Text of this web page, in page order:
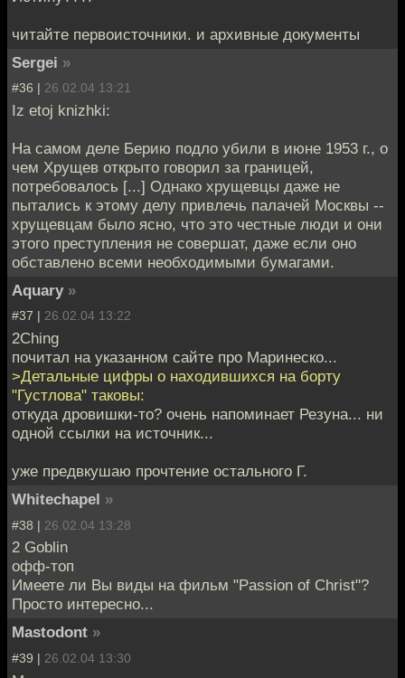
читайте первоисточники. и архивные документы
Sergei »
#36 | 26.02.04 13:21
Iz etoj knizhki:
На самом деле Берию подло убили в июне 1953 г., о
чем Хрущев открыто говорил за границей,
потребовалось [...] Однако хрущевцы даже не
пытались к этому делу привлечь палачей Москвы --
хрущевцам было ясно, что это честные люди и они
этого преступления не совершат, даже если оно
обставлено всеми необходимыми бумагами.
Aquary »
#37 | 26.02.04 13:22
2Ching
почитал на указанном сайте про Маринеско...
>Детальные цифры о находившихся на борту
"Густлова" таковы:
откуда дровишки-то? очень напоминает Резуна... ни
одной ссылки на источник...
уже предвкушаю прочтение остального Г.
Whitechapel »
#38 | 26.02.04 13:28
2 Goblin
офф-топ
Имеете ли Вы виды на фильм "Passion of Christ"?
Просто интересно...
Mastodont »
#39 | 26.02.04 13:30